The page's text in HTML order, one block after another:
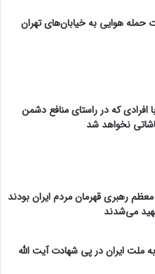
افرادی که در راستای منافع دشمن
نخواهد شد
معظم رهبری قهرمان مردم ایران بودند
می‌شدند
ملت ایران در پی شهادت آیت الله